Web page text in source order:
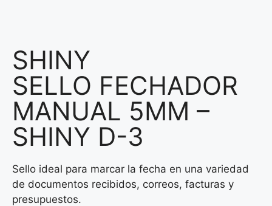
SHINY
SELLO FECHADOR
MANUAL 5MM –
SHINY D-3
Sello ideal para marcar la fecha en una variedad
de documentos recibidos, correos, facturas y
presupuestos.